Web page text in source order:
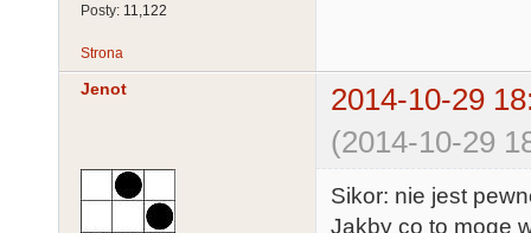
Posty: 11,122
Strona
Jenot
2014-10-29
(2014-10-29
Sikor: nie jest
Jakby co to mogę